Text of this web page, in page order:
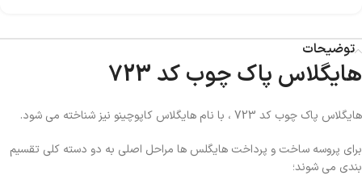
توضیحات
هایگلاس پاک چوب کد 723
هایگلاس پاک چوب کد 723 ، با نام هایگلاس کاپوچینو نیز شناخته می شود.
برای پروسه ساخت و پرداخت هایگلس ها مراحل اصلی به دو دسته کلی تقسیم
بندی می شوند؛